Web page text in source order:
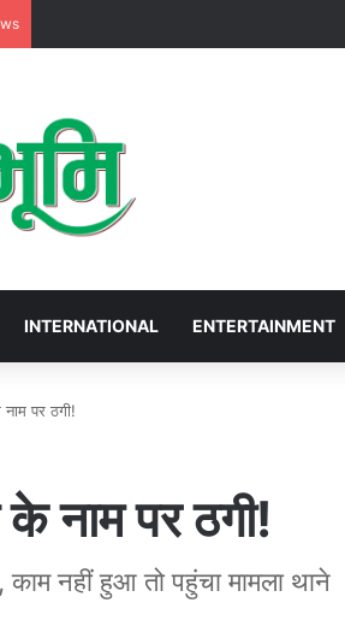
INTERNATIONAL ENTERTAINMENT
पर ठगी!
नाम पर ठगी!
काम नहीं हुआ तो पहुंचा मामला थाने